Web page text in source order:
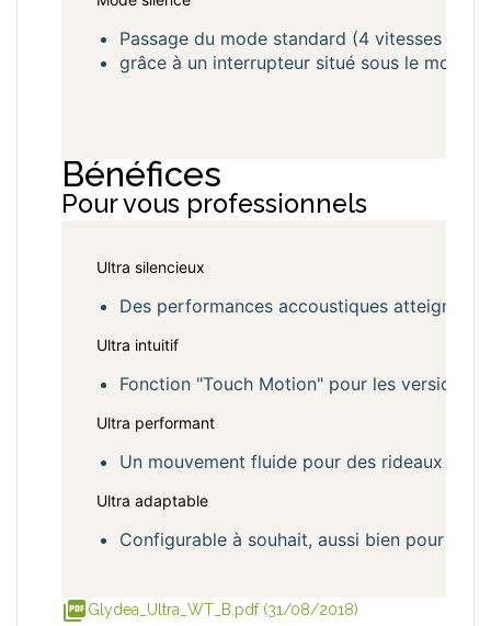
Passage du mode standard (4 vitesses
grâce à un interrupteur situé sous le moteur.
Bénéfices
Pour vous professionnels
Ultra silencieux
Des performances accoustiques
Ultra intuitif
Fonction "Touch Motion" pour les version
Ultra performant
Un mouvement fluide pour des rideaux
Ultra adaptable
Configurable à souhait, aussi bien pour
picture_as_pdfGlydea_Ultra_WT_B.pdf (31/08/2018)